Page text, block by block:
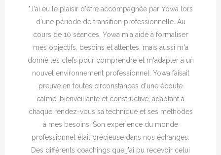
"J'ai eu le plaisir d'être accompagnée par Yowa lors
d'une période de transition professionnelle. Au
cours de 10 séances, Yowa m'a aidé à formaliser
mes objectifs, besoins et attentes, mais aussi m'a
donné les clefs pour comprendre et m'adapter à un
nouvel environnement professionnel. Yowa faisait
preuve en toutes circonstances d'une écoute
calme, bienveillante et constructive, adaptant à
chaque rendez-vous sa technique et ses méthodes
à mes besoins. Son expérience du monde
professionnel était précieuse dans nos échanges.
Des différents coachings que j'ai pu recevoir celui